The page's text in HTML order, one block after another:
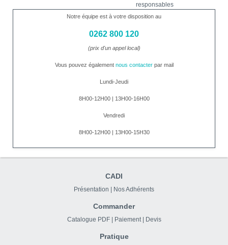
responsables
Notre équipe est à votre disposition au
0262 800 120
(prix d'un appel local)
Vous pouvez également nous contacterpar mail
Lundi-Jeudi
8H00-12H00 | 13H00-16H00
Vendredi
8H00-12H00 | 13H00-15H30
CADI
Présentation | Nos Adhérents
Commander
Catalogue PDF | Paiement | Devis
Pratique